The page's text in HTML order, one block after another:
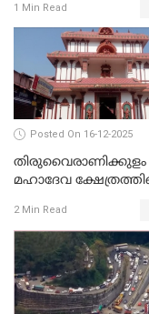
സ്ഥാപനങ്ങൾക്ക്
1 Min Read
Posted On 16-12-2025
തിരുവൈരാണിക്കുളം
മഹാദേവ
ജനുവരി 2 ന്
2 Min Read